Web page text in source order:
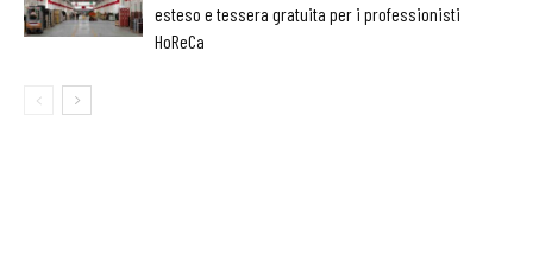
esteso e tessera gratuita per i professionisti
HoReCa